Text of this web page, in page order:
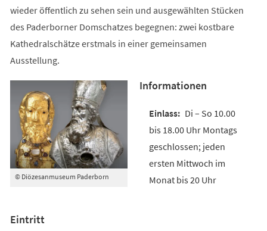
wieder öffentlich zu sehen sein und ausgewählten Stücken
des Paderborner Domschatzes begegnen: zwei kostbare
Kathedralschätze erstmals in einer gemeinsamen
Ausstellung.
© Diözesanmuseum Paderborn
Informationen
Di – So 10.00
bis 18.00 Uhr Montags
geschlossen; jeden
ersten Mittwoch im
Monat bis 20 Uhr
Eintritt